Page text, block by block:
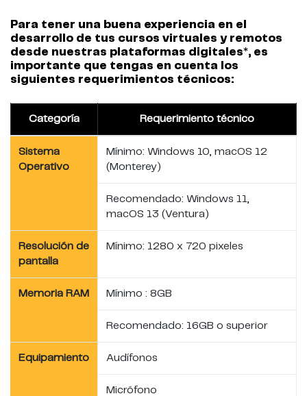
Para tener una buena experiencia en el
desarrollo de tus cursos virtuales y remotos
desde nuestras plataformas digitales*, es
importante que tengas en cuenta los
siguientes requerimientos técnicos:
Categoría Requerimiento técnico
Sistema
Operativo
Mínimo: Windows 10, macOS 12
(Monterey)
Recomendado: Windows 11,
macOS 13 (Ventura)
Resolución de
pantalla
Mínimo: 1280 x 720 pixeles
Memoria RAM Mínimo : 8GB
Recomendado: 16GB o superior
Equipamiento Audífonos
Micrófono